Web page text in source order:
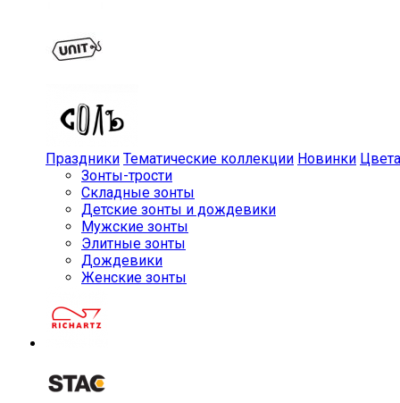
Праздники Тематические коллекции Новинки Цвета
Зонты-трости
Складные зонты
Детские зонты и дождевики
Мужские зонты
Элитные зонты
Дождевики
Женские зонты